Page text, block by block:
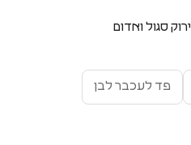
סגול ואדום
פד לעכבר לבן